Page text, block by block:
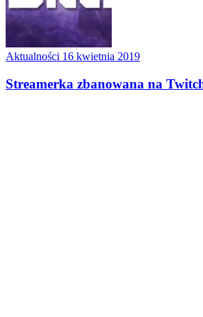
Aktualności 16 kwietnia 2019
Streamerka zbanowana na